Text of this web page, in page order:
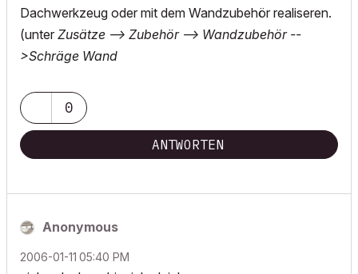
Dachwerkzeug oder mit dem Wandzubehör realiseren.
(unter Zusätze --> Zubehör --> Wandzubehör --
>Schräge Wand
0
ANTWORTEN
Anonymous
‎2006-01-11 05:40 PM